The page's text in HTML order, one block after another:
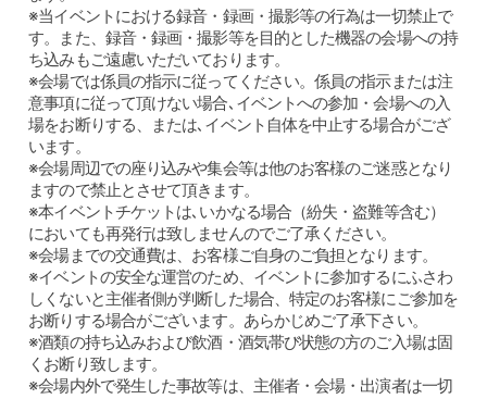
※当イベントにおける録音・録画・撮影等の行為は一切禁止で
す。また、録音・録画・撮影等を目的とした機器の会場への持
ち込みもご遠慮いただいております。
※会場では係員の指示に従ってください。係員の指示または注
意事項に従って頂けない場合､イベントへの参加・会場への入
場をお断りする、または､イベント自体を中止する場合がござ
います。
※会場周辺での座り込みや集会等は他のお客様のご迷惑となり
ますので禁止とさせて頂きます。
※本イベントチケットは､いかなる場合（紛失・盗難等含む）
においても再発行は致しませんのでご了承ください。
※会場までの交通費は、お客様ご自身のご負担となります。
※イベントの安全な運営のため、イベントに参加するにふさわ
しくないと主催者側が判断した場合、特定のお客様にご参加を
お断りする場合がございます。あらかじめご了承下さい。
※酒類の持ち込みおよび飲酒・酒気帯び状態の方のご入場は固
くお断り致します。
※会場内外で発生した事故等は、主催者・会場・出演者は一切